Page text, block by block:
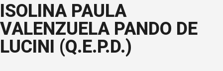
ISOLINA PAULA
VALENZUELA PANDO DE
LUCINI (Q.E.P.D.)